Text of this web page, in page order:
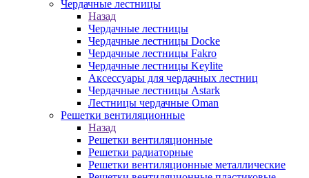
Чердачные лестницы
Назад
Чердачные лестницы
Чердачные лестницы Docke
Чердачные лестницы Fakro
Чердачные лестницы Keylite
Аксессуары для чердачных лестниц
Чердачные лестницы Astark
Лестницы чердачные Oman
Решетки вентиляционные
Назад
Решетки вентиляционные
Решетки радиаторные
Решетки вентиляционные металлические